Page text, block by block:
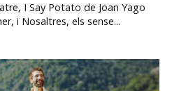
I Say Potato de Joan Yago
i Nosaltres, els sense...